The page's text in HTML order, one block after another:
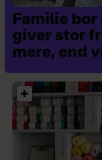
Familie bor
giver stor
mere, end